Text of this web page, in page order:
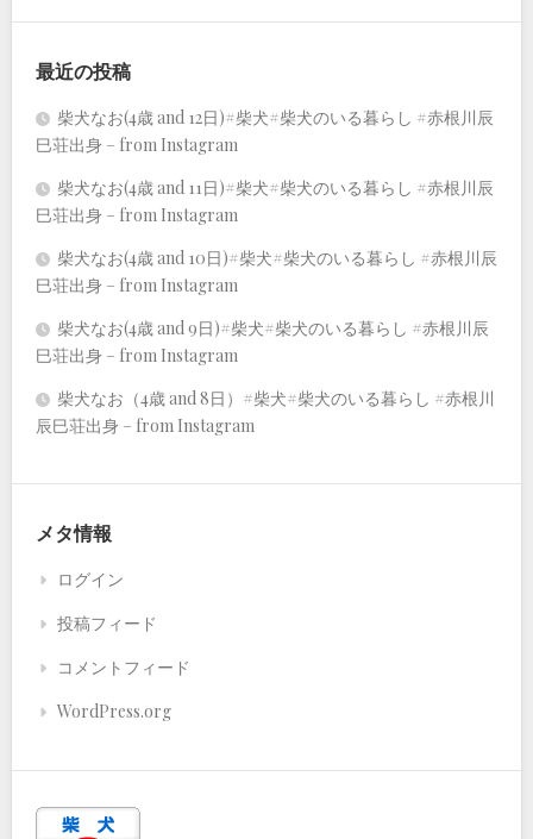
最近の投稿
柴犬なお(4歳 and 12日)#柴犬#柴犬のいる暮らし #赤根川辰
巳荘出身 – from Instagram
柴犬なお(4歳 and 11日)#柴犬#柴犬のいる暮らし #赤根川辰
巳荘出身 – from Instagram
柴犬なお(4歳 and 10日)#柴犬#柴犬のいる暮らし #赤根川辰
巳荘出身 – from Instagram
柴犬なお(4歳 and 9日)#柴犬#柴犬のいる暮らし #赤根川辰
巳荘出身 – from Instagram
柴犬なお（4歳 and 8日）#柴犬#柴犬のいる暮らし #赤根川
辰巳荘出身 – from Instagram
メタ情報
ログイン
投稿フィード
コメントフィード
WordPress.org